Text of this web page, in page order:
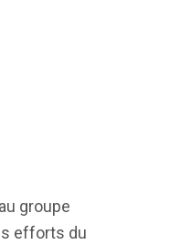
au groupe
efforts du